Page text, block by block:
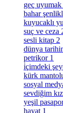
geç uyumak
bahar
kuyucaklı
suç ve ceza
sesli kitap 2
dünya
petrikor 1
i̇çimdeki
kürk
sosyal
sevdiğim
yeşil
hayat 1